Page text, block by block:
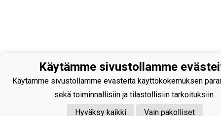
Käytämme sivustollamme
Käytämme sivustollamme evästeitä käyttökokemuksen
sekä toiminnallisiin ja tilastollisiin tarkoituksiin.
Hyväksy kaikki
Vain pakolliset